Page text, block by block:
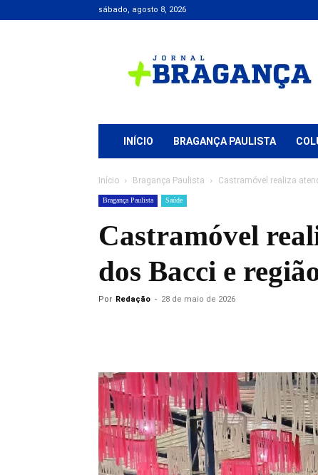
sábado, agosto 8, 2026
+
Bragança
INÍCIO BRAGANÇA PAULISTA
Início Bragança Paulista Castramóvel realiza
Bragança Paulista Saúde
Castramóvel
dos Bacci e
Por Redação - 28 de maio de 2026